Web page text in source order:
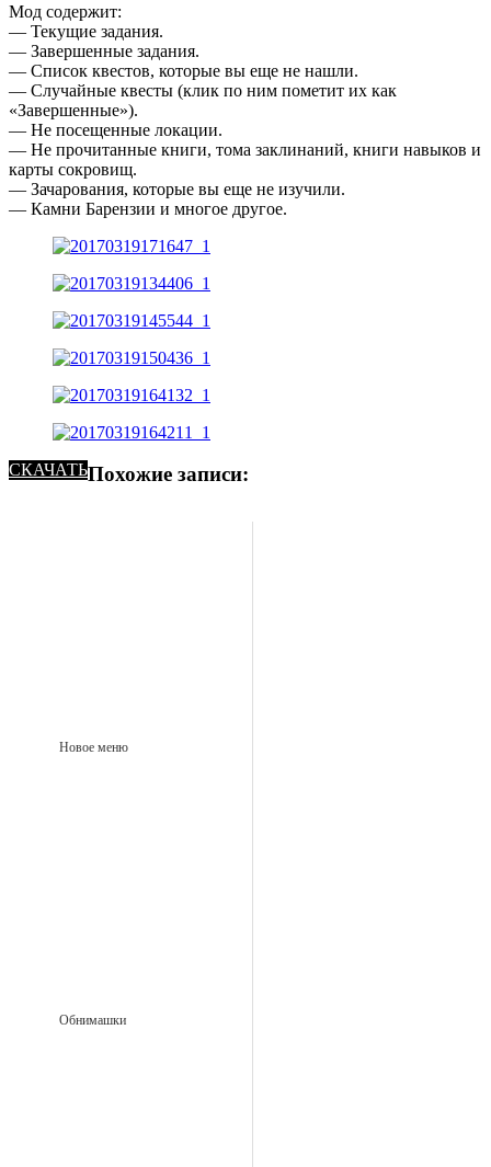
Мод содержит:
— Текущие задания.
— Завершенные задания.
— Список квестов, которые вы еще не нашли.
— Случайные квесты (клик по ним пометит их как
«Завершенные»).
— Не посещенные локации.
— Не прочитанные книги, тома заклинаний, книги навыков и
карты сокровищ.
— Зачарования, которые вы еще не изучили.
— Камни Барензии и многое другое.
СКАЧАТЬПохожие записи:
Новое меню
Обнимашки